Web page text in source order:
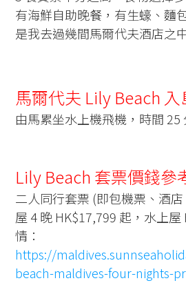
有海鮮自助晚餐，有生蠔、麵
是我去過幾間馬爾代夫酒店之
馬爾代夫 Lily Beach
由馬累坐水上機飛機，時間 25
Lily Beach 套票價錢參
二人同行套票 (即包機票、酒
屋 4 晚 HK$17,799 起，水上
情：
https://
beach-maldives-four-nights-